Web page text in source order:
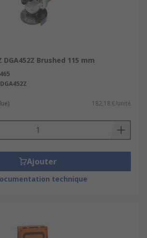
DGA452Z Brushed 115 mm
DGA452Z
182,18 €/unité
Ajouter
technique